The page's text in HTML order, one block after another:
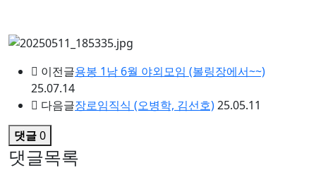
이전글용봉 1남 6월 야외모임 (볼링장에서~~)
25.07.14
다음글장로임직식 (오병학, 김선호)25.05.11
댓글0
댓글목록